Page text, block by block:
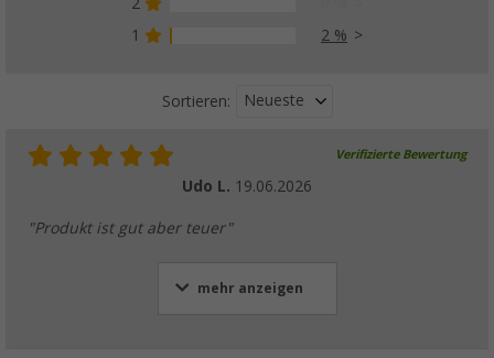
28,50 €
(13)
19,95€
2
1
2 %
Sortieren: Neueste
Verifizierte Bewertung
Udo L. 19.06.2026
"Produkt ist gut aber teuer"
mehr anzeigen